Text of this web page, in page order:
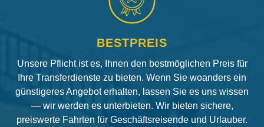
BESTPREIS
Unsere Pflicht ist es, Ihnen den bestmöglichen Preis für
Ihre Transferdienste zu bieten. Wenn Sie woanders ein
günstigeres Angebot erhalten, lassen Sie es uns wissen
— wir werden es unterbieten. Wir bieten sichere,
preiswerte Fahrten für Geschäftsreisende und Urlauber.